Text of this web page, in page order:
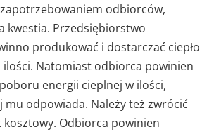
zapotrzebowaniem odbiorców,
kwestia. Przedsiębiorstwo
produkować i dostarczać ciepło
ilości. Natomiast odbiorca powinien
energii cieplnej w ilości,
odpowiada. Należy też zwrócić
kosztowy. Odbiorca powinien